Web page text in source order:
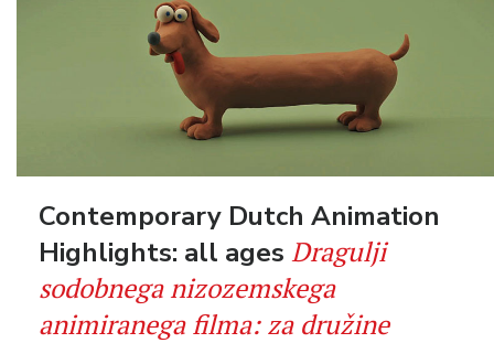
Contemporary Dutch Animation
Highlights: all ages Dragulji
sodobnega nizozemskega
animiranega filma: za družine